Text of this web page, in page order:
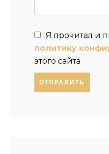
Я прочитал и
политику
этого сайта
ОТПРАВИТЬ